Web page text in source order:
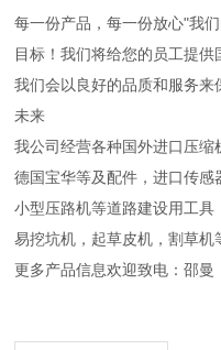
每一份产品，每一份放心"我
目标！我们将给您的员工提供
我们会以良好的品质和服务
未来
我公司经营各种国外进口压缩
德国宝华等及配件，进口传感
小型压路机等道路建设用工
易挖坑机，起草皮机，割草机
更多产品信息欢迎致电：邵曼